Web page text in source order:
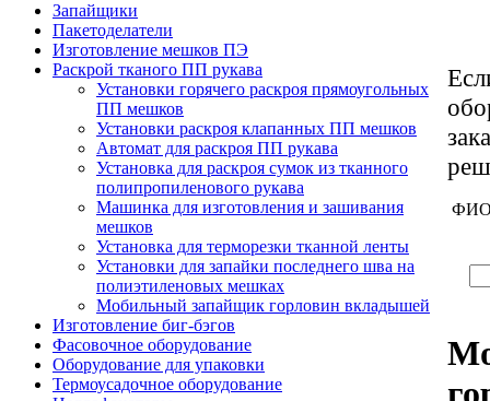
Запайщики
Пакетоделатели
Изготовление мешков ПЭ
Раскрой тканого ПП рукава
Установки горячего раскроя прямоугольных
ПП мешков
Установки раскроя клапанных ПП мешков
Автомат для раскроя ПП рукава
Установка для раскроя сумок из тканного
полипропиленового рукава
Машинкa для изготовления и зашивания
мешков
Установка для терморезки тканной ленты
Установки для запайки последнего шва на
полиэтиленовых мешках
Мобильный запайщик горловин вкладышей
Изготовление биг-бэгов
Фасовочное оборудование
Оборудование для упаковки
Термоусадочное оборудование